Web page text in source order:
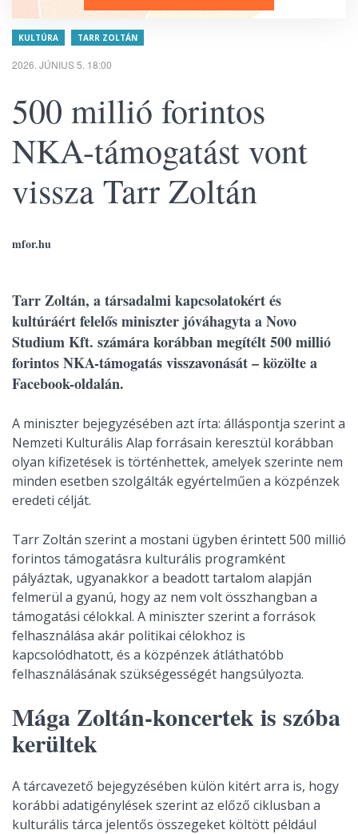
KULTÚRA TARR ZOLTÁN
2026. JÚNIUS 5. 18:00
500 millió forintos
NKA-támogatást vont
vissza Tarr Zoltán
mfor.hu
Tarr Zoltán, a társadalmi kapcsolatokért és
kultúráért felelős miniszter jóváhagyta a Novo
Studium Kft. számára korábban megítélt 500 millió
forintos NKA-támogatás visszavonását – közölte a
Facebook-oldalán.
A miniszter bejegyzésében azt írta: álláspontja szerint a
Nemzeti Kulturális Alap forrásain keresztül korábban
olyan kifizetések is történhettek, amelyek szerinte nem
minden esetben szolgálták egyértelműen a közpénzek
eredeti célját.
Tarr Zoltán szerint a mostani ügyben érintett 500 millió
forintos támogatásra kulturális programként
pályáztak, ugyanakkor a beadott tartalom alapján
felmerül a gyanú, hogy az nem volt összhangban a
támogatási célokkal. A miniszter szerint a források
felhasználása akár politikai célokhoz is
kapcsolódhatott, és a közpénzek átláthatóbb
felhasználásának szükségességét hangsúlyozta.
Mága Zoltán-koncertek is szóba
kerültek
A tárcavezető bejegyzésében külön kitért arra is, hogy
korábbi adatigénylések szerint az előző ciklusban a
kulturális tárca jelentős összegeket költött például